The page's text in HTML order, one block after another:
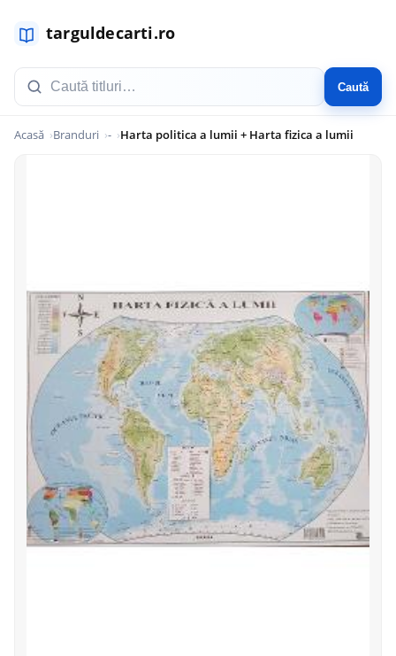
Caută
Acasă Branduri - Harta politica a lumii + Harta fizica a lumii